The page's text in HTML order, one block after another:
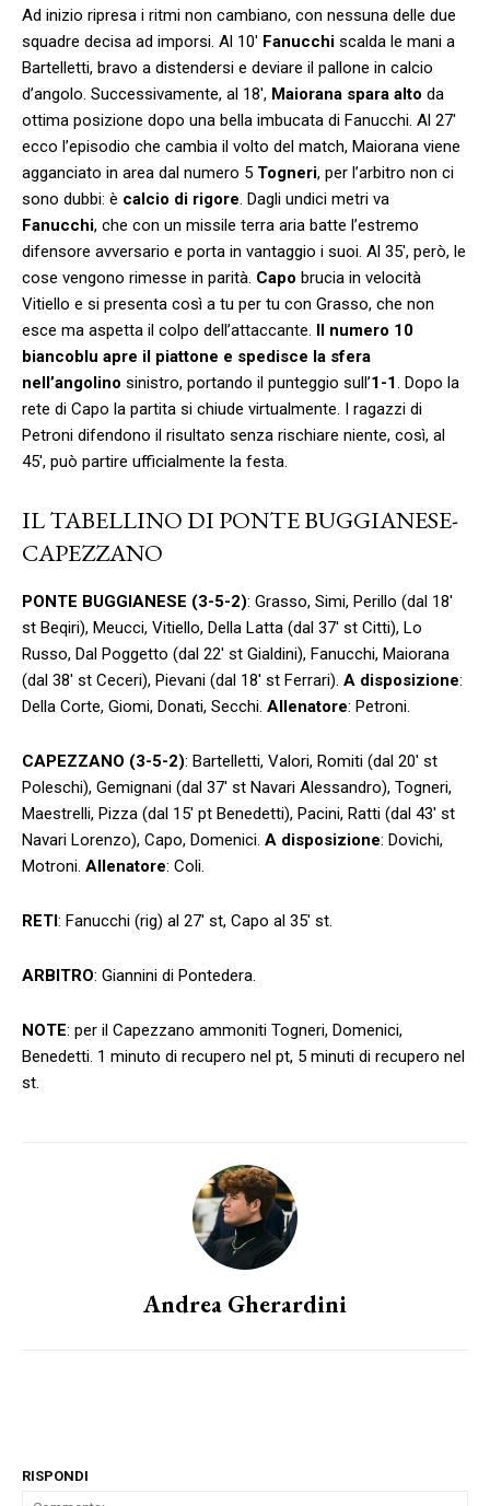
Ad inizio ripresa i ritmi non cambiano, con nessuna delle due
squadre decisa ad imporsi. Al 10′ Fanucchi scalda le mani a
Bartelletti, bravo a distendersi e deviare il pallone in calcio
d’angolo. Successivamente, al 18′, Maiorana spara alto da
ottima posizione dopo una bella imbucata di Fanucchi. Al 27′
ecco l’episodio che cambia il volto del match, Maiorana viene
agganciato in area dal numero 5 Togneri, per l’arbitro non ci
sono dubbi: è calcio di rigore. Dagli undici metri va
Fanucchi, che con un missile terra aria batte l’estremo
difensore avversario e porta in vantaggio i suoi. Al 35′, però, le
cose vengono rimesse in parità. Capo brucia in velocità
Vitiello e si presenta così a tu per tu con Grasso, che non
esce ma aspetta il colpo dell’attaccante. Il numero 10
biancoblu apre il piattone e spedisce la sfera
nell’angolino sinistro, portando il punteggio sull’1-1. Dopo la
rete di Capo la partita si chiude virtualmente. I ragazzi di
Petroni difendono il risultato senza rischiare niente, così, al
45′, può partire ufficialmente la festa.
IL TABELLINO DI PONTE BUGGIANESE-
CAPEZZANO
PONTE BUGGIANESE (3-5-2): Grasso, Simi, Perillo (dal 18′
st Beqiri), Meucci, Vitiello, Della Latta (dal 37′ st Citti), Lo
Russo, Dal Poggetto (dal 22′ st Gialdini), Fanucchi, Maiorana
(dal 38′ st Ceceri), Pievani (dal 18′ st Ferrari). A disposizione:
Della Corte, Giomi, Donati, Secchi. Allenatore: Petroni.
CAPEZZANO (3-5-2): Bartelletti, Valori, Romiti (dal 20′ st
Poleschi), Gemignani (dal 37′ st Navari Alessandro), Togneri,
Maestrelli, Pizza (dal 15′ pt Benedetti), Pacini, Ratti (dal 43′ st
Navari Lorenzo), Capo, Domenici. A disposizione: Dovichi,
Motroni. Allenatore: Coli.
RETI: Fanucchi (rig) al 27′ st, Capo al 35′ st.
ARBITRO: Giannini di Pontedera.
NOTE: per il Capezzano ammoniti Togneri, Domenici,
Benedetti. 1 minuto di recupero nel pt, 5 minuti di recupero nel
st.
Andrea Gherardini
RISPONDI